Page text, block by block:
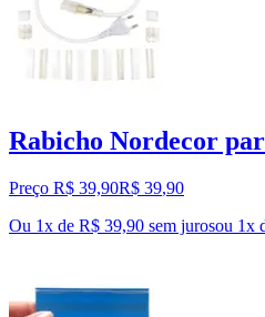
Rabicho Nordecor
Preço R$ 39,90R$ 39,90
Ou 1x de R$ 39,90 sem jurosou 1x